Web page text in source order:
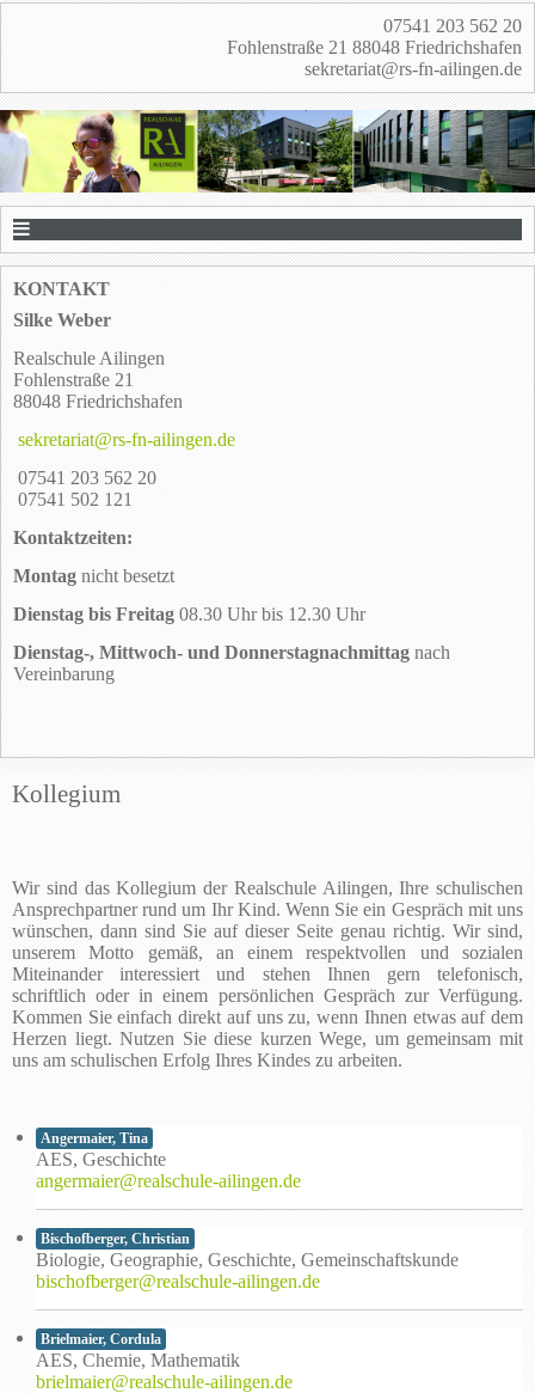
07541 203 562 20
Fohlenstraße 21 88048 Friedrichshafen
sekretariat@rs-fn-ailingen.de
KONTAKT
Silke Weber
Realschule Ailingen
Fohlenstraße 21
88048 Friedrichshafen
sekretariat@rs-fn-ailingen.de
07541 203 562 20
07541 502 121
Kontaktzeiten:
Montag nicht besetzt
Dienstag bis Freitag 08.30 Uhr bis 12.30 Uhr
Dienstag-, Mittwoch- und Donnerstagnachmittag nach
Vereinbarung
Kollegium
Wir sind das Kollegium der Realschule Ailingen, Ihre schulischen
Ansprechpartner rund um Ihr Kind. Wenn Sie ein Gespräch mit uns
wünschen, dann sind Sie auf dieser Seite genau richtig. Wir sind,
unserem Motto gemäß, an einem respektvollen und sozialen
Miteinander interessiert und stehen Ihnen gern telefonisch,
schriftlich oder in einem persönlichen Gespräch zur Verfügung.
Kommen Sie einfach direkt auf uns zu, wenn Ihnen etwas auf dem
Herzen liegt. Nutzen Sie diese kurzen Wege, um gemeinsam mit
uns am schulischen Erfolg Ihres Kindes zu arbeiten.
Angermaier, Tina
AES, Geschichte
angermaier@realschule-ailingen.de
Bischofberger, Christian
Biologie, Geographie, Geschichte, Gemeinschaftskunde
bischofberger@realschule-ailingen.de
Brielmaier, Cordula
AES, Chemie, Mathematik
brielmaier@realschule-ailingen.de